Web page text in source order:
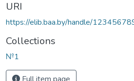
URI
https://elib.baa.by/handle/
Collections
№1